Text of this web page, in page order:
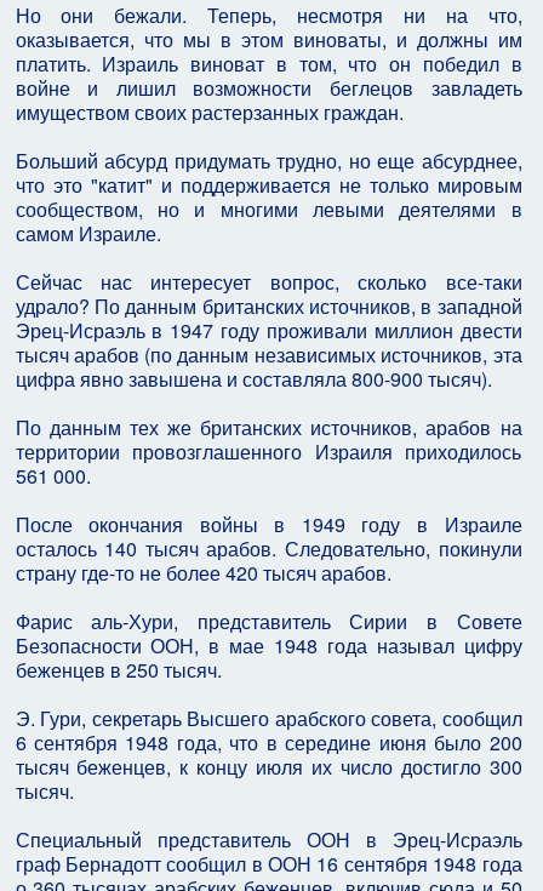
Но они бежали. Теперь, несмотря ни на что,
оказывается, что мы в этом виноваты, и должны им
платить. Израиль виноват в том, что он победил в
войне и лишил возможности беглецов завладеть
имуществом своих растерзанных граждан.
Больший абсурд придумать трудно, но еще абсурднее,
что это "катит" и поддерживается не только мировым
сообществом, но и многими левыми деятелями в
самом Израиле.
Сейчас нас интересует вопрос, сколько все-таки
удрало? По данным британских источников, в западной
Эрец-Исраэль в 1947 году проживали миллион двести
тысяч арабов (по данным независимых источников, эта
цифра явно завышена и составляла 800-900 тысяч).
По данным тех же британских источников, арабов на
территории провозглашенного Израиля приходилось
561 000.
После окончания войны в 1949 году в Израиле
осталось 140 тысяч арабов. Следовательно, покинули
страну где-то не более 420 тысяч арабов.
Фарис аль-Хури, представитель Сирии в Совете
Безопасности ООН, в мае 1948 года называл цифру
беженцев в 250 тысяч.
Э. Гури, секретарь Высшего арабского совета, сообщил
6 сентября 1948 года, что в середине июня было 200
тысяч беженцев, к концу июля их число достигло 300
тысяч.
Специальный представитель ООН в Эрец-Исраэль
граф Бернадотт сообщил в ООН 16 сентября 1948 года